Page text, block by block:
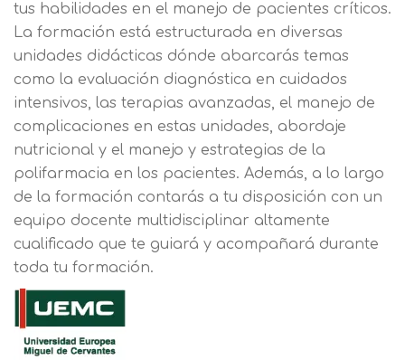
tus habilidades en el manejo de pacientes críticos.
La formación está estructurada en diversas
unidades didácticas dónde abarcarás temas
como la evaluación diagnóstica en cuidados
intensivos, las terapias avanzadas, el manejo de
complicaciones en estas unidades, abordaje
nutricional y el manejo y estrategias de la
polifarmacia en los pacientes. Además, a lo largo
de la formación contarás a tu disposición con un
equipo docente multidisciplinar altamente
cualificado que te guiará y acompañará durante
toda tu formación.